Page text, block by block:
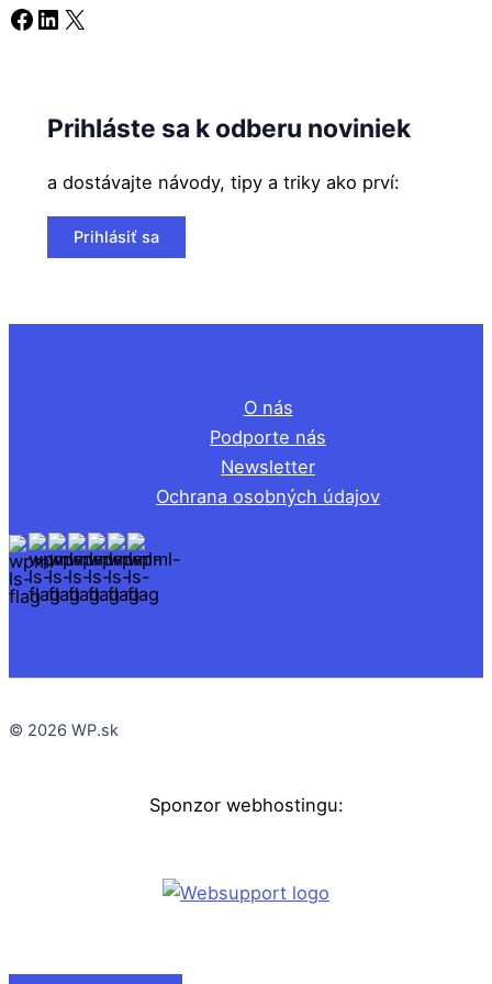
Facebook
LinkedIn
X
Prihláste sa k odberu noviniek
a dostávajte návody, tipy a triky ako prví:
Prihlásiť sa
O nás
Podporte nás
Newsletter
Ochrana osobných údajov
© 2026 WP.sk
Sponzor webhostingu: